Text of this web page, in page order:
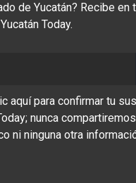
de Yucatán? Recibe en
Today.
aquí para confirmar tu
nunca
ni ninguna otra